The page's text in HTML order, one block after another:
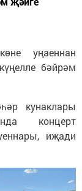
уңаеннан
бәйрәм
кунаклары
концерт
иҗади